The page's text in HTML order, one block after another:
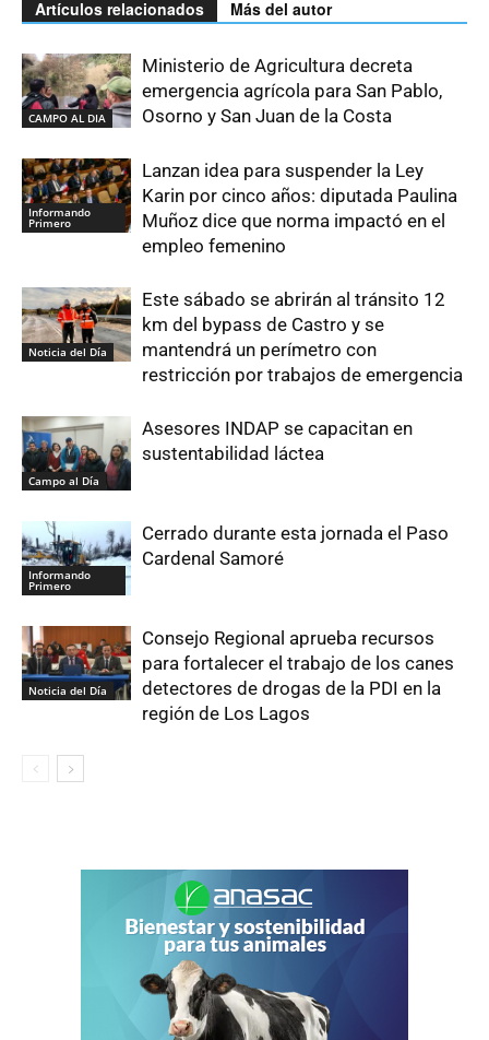
Artículos relacionados Más del autor
CAMPO AL DIA
Ministerio de Agricultura decreta
emergencia agrícola para San Pablo,
Osorno y San Juan de la Costa
Informando
Primero
Lanzan idea para suspender la Ley
Karin por cinco años: diputada Paulina
Muñoz dice que norma impactó en el
empleo femenino
Noticia del Día
Este sábado se abrirán al tránsito 12
km del bypass de Castro y se
mantendrá un perímetro con
restricción por trabajos de emergencia
Campo al Día
Asesores INDAP se capacitan en
sustentabilidad láctea
Informando
Primero
Cerrado durante esta jornada el Paso
Cardenal Samoré
Noticia del Día
Consejo Regional aprueba recursos
para fortalecer el trabajo de los canes
detectores de drogas de la PDI en la
región de Los Lagos